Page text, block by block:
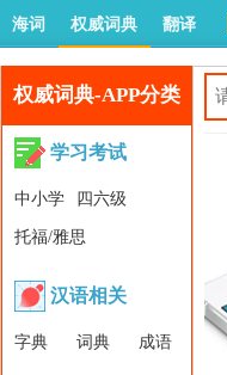
海词 权威词典 翻译
权威词典-APP分类
学习考试
中小学 四六级
托福/雅思
汉语相关
字典 词典 成语